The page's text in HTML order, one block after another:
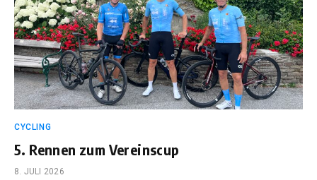
CYCLING
5. Rennen zum Vereinscup
8. JULI 2026